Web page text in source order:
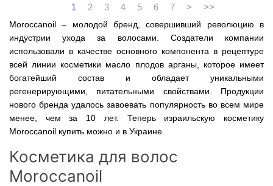
1 2 3 4 5 6 7 > >>
Moroccanoil – молодой бренд, совершивший революцию в
индустрии ухода за волосами. Создатели компании
использовали в качестве основного компонента в рецептуре
всей линии косметики масло плодов арганы, которое имеет
богатейший состав и обладает уникальными
регенерирующими, питательными свойствами. Продукции
нового бренда удалось завоевать популярность во всем мире
менее, чем за 10 лет. Теперь израильскую косметику
Moroccanoil купить можно и в Украине.
Косметика для волос
Moroccanoil